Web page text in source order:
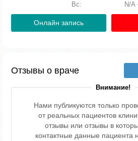
Вс:
N/A
Онлайн запись
Отзывы о враче
Внимание!
Нами публикуются только
от реальных пациентов
отзывы или отзывы в
контактные данные пациента